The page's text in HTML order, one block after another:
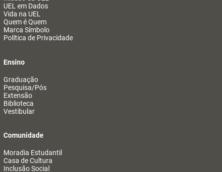
UEL em Dados
Vida na UEL
Quem é Quem
Marca Símbolo
Política de Privacidade
Ensino
Graduação
Pesquisa/Pós
Extensão
Biblioteca
Vestibular
Comunidade
Moradia Estudantil
Casa de Cultura
Inclusão Social